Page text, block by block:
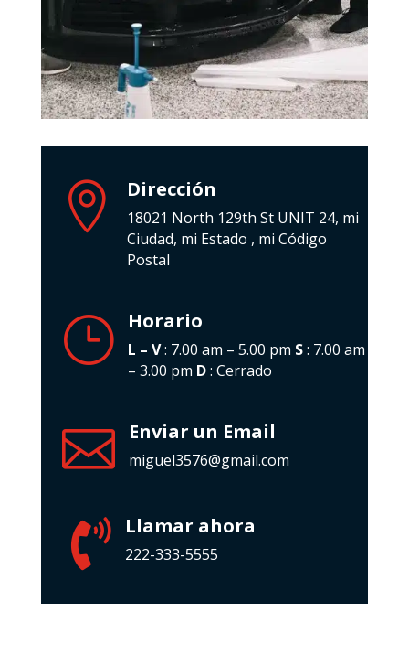
 Dirección
18021 North 129th St UNIT 24, mi
Ciudad, mi Estado , mi Código
Postal
} Horario
L – V: 7.00 am – 5.00 pm S: 7.00 am
– 3.00 pm D: Cerrado
 Enviar un Email
miguel3576@gmail.com
 Llamar ahora
222-333-5555